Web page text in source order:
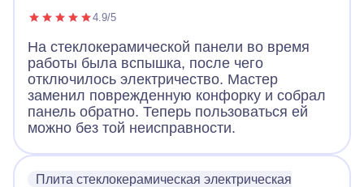
4.9/5
На стеклокерамической панели во время
работы была вспышка, после чего
отключилось электричество. Мастер
заменил поврежденную конфорку и собрал
панель обратно. Теперь пользоваться ей
можно без той неисправности.
Плита стеклокерамическая электрическая